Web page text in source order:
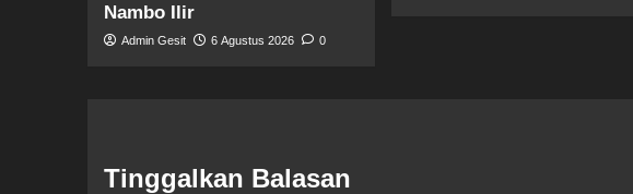
Nambo Ilir
Admin Gesit 6 Agustus 2026 0
Tinggalkan Balasan